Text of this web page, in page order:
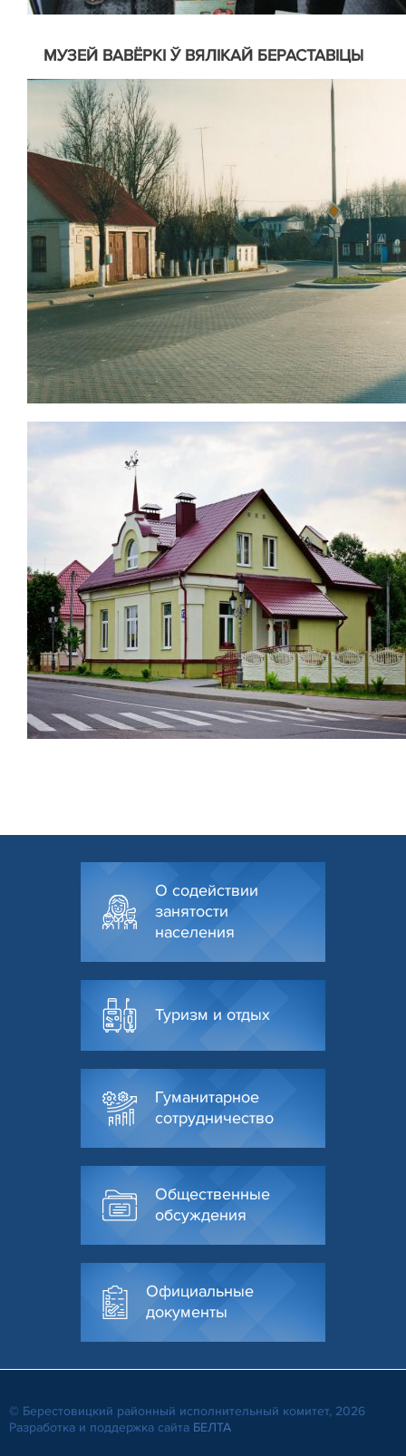
МУЗЕЙ ВАВЁРКІ Ў ВЯЛІКАЙ БЕРАСТАВІЦЫ
О содействии
занятости
населения
Туризм и отдых
Гуманитарное
сотрудничество
Общественные
обсуждения
Официальные
документы
© Берестовицкий районный исполнительный комитет, 2026
Разработка и поддержка сайта БЕЛТА